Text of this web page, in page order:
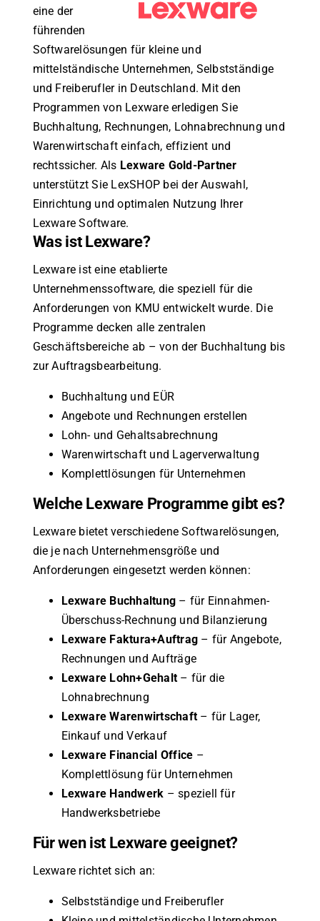
eine der
führenden
Softwarelösungen für kleine und
mittelständische Unternehmen, Selbstständige
und Freiberufler in Deutschland. Mit den
Programmen von Lexware erledigen Sie
Buchhaltung, Rechnungen, Lohnabrechnung und
Warenwirtschaft einfach, effizient und
rechtssicher. Als Lexware Gold-Partner
unterstützt Sie LexSHOP bei der Auswahl,
Einrichtung und optimalen Nutzung Ihrer
Lexware Software.
Was ist Lexware?
Lexware ist eine etablierte
Unternehmenssoftware, die speziell für die
Anforderungen von KMU entwickelt wurde. Die
Programme decken alle zentralen
Geschäftsbereiche ab – von der Buchhaltung bis
zur Auftragsbearbeitung.
Buchhaltung und EÜR
Angebote und Rechnungen erstellen
Lohn- und Gehaltsabrechnung
Warenwirtschaft und Lagerverwaltung
Komplettlösungen für Unternehmen
Welche Lexware Programme gibt es?
Lexware bietet verschiedene Softwarelösungen,
die je nach Unternehmensgröße und
Anforderungen eingesetzt werden können:
Lexware Buchhaltung – für Einnahmen-
Überschuss-Rechnung und Bilanzierung
Lexware Faktura+Auftrag – für Angebote,
Rechnungen und Aufträge
Lexware Lohn+Gehalt – für die
Lohnabrechnung
Lexware Warenwirtschaft – für Lager,
Einkauf und Verkauf
Lexware Financial Office –
Komplettlösung für Unternehmen
Lexware Handwerk – speziell für
Handwerksbetriebe
Für wen ist Lexware geeignet?
Lexware richtet sich an:
Selbstständige und Freiberufler